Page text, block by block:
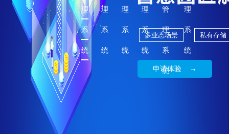
理
系
统
理
系
统
理
系
统
理
系
统
管
理
系
统
理
系
统
多业态场景 私有存储
申请体验 →